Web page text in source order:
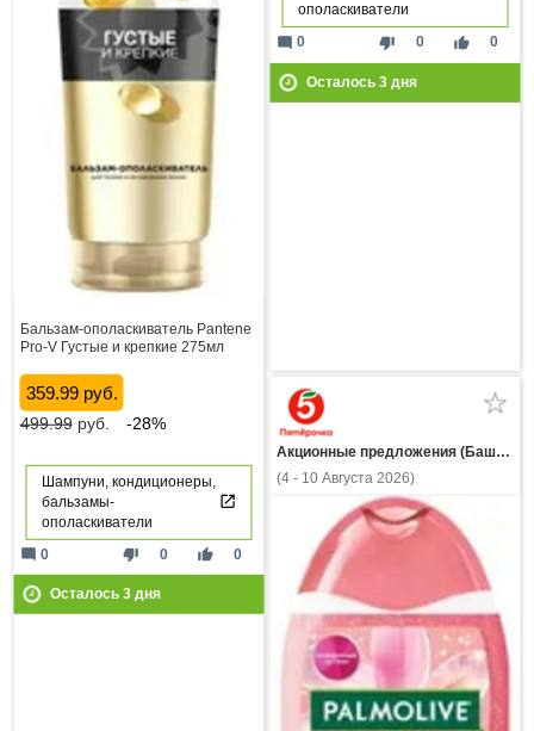
ополаскиватели
thumb_down 0 thumb_up 0
mode_comment 0
Осталось 3дня
Бальзам-ополаскиватель Pantene
Pro-V Густые и крепкие 275мл
359.99 руб.
499.99руб. -28%
Шампуни, кондиционеры,
бальзамы-
ополаскиватели
thumb_down 0 thumb_up 0
mode_comment 0
Осталось 3дня
Акционные предложения (Башкортостан)
(4 - 10 Августа 2026)